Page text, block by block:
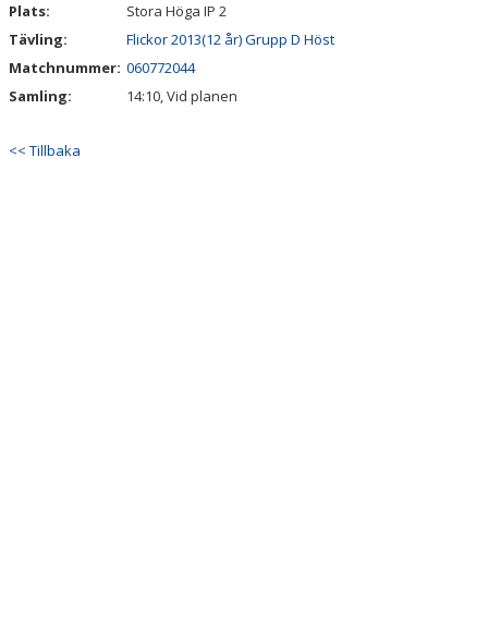
BILDGALLERI
Plats:
Stora Höga IP 2
Tävling:
Flickor 2013(12 år) Grupp D Höst
Matchnummer: 060772044
Samling:
14:10, Vid planen
<< Tillbaka